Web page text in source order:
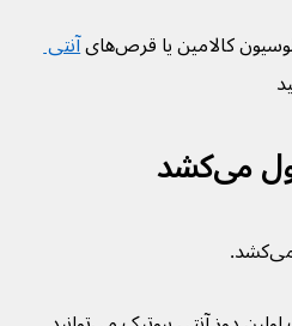
کالامین یا قرص‌های
آنتی